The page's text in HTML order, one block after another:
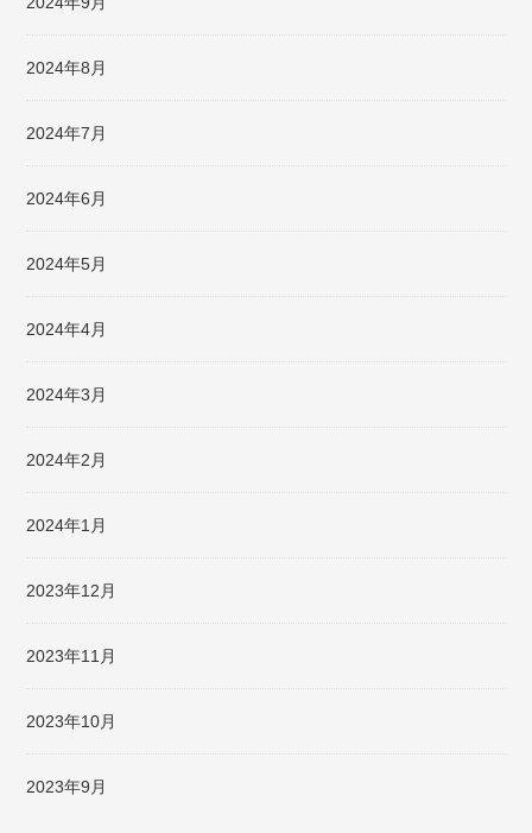
2024年8月
2024年7月
2024年6月
2024年5月
2024年4月
2024年3月
2024年2月
2024年1月
2023年12月
2023年11月
2023年10月
2023年9月